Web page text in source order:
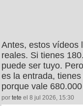
Antes, estos vídeos
reales. Si tienes
puede ser tuyo.
es la entrada,
porque vale 680.000
por tete el 8 jul 2026, 15:30